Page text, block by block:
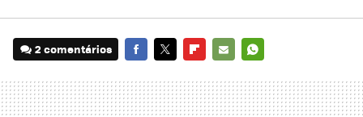
2 comentários
MAIL